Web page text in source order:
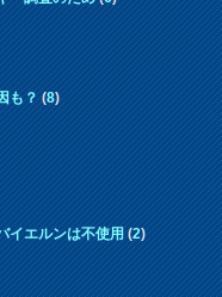
も？(8)
イエルンは不使用(2)